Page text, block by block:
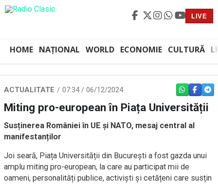
LIVE
HOME NAȚIONAL WORLD ECONOMIE CULTURĂ
ACTUALITATE 07:34 / 06/12/2024 WHATSAPP
Miting pro-european în Piața Universității
Susținerea României în UE și NATO, mesaj central al
manifestanților
Joi seară, Piața Universității din București a fost gazda unui
amplu miting pro-european, la care au participat mii de
oameni, personalități publice, activiști și cetățeni care susțin